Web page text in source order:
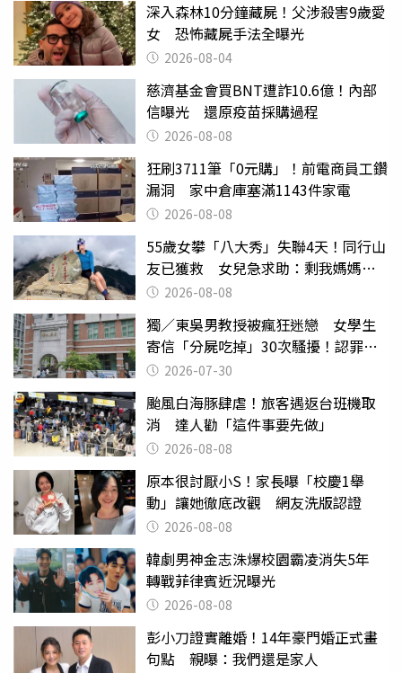
深入森林10分鐘藏屍！父涉殺害9歲愛
女 恐怖藏屍手法全曝光
2026-08-04
慈濟基金會買BNT遭詐10.6億！內部
信曝光 還原疫苗採購過程
2026-08-08
狂刷3711筆「0元購」！前電商員工鑽
漏洞 家中倉庫塞滿1143件家電
2026-08-08
55歲女攀「八大秀」失聯4天！同行山
友已獲救 女兒急求助：剩我媽媽還
沒找到
2026-08-08
獨／東吳男教授被瘋狂迷戀 女學生
寄信「分屍吃掉」30次騷擾！認罪免
關 2026-07-30
颱風白海豚肆虐！旅客遇返台班機取
消 達人勸「這件事要先做」
2026-08-08
原本很討厭小S！家長曝「校慶1舉
動」讓她徹底改觀 網友洗版認證
2026-08-08
韓劇男神金志洙爆校園霸凌消失5年
轉戰菲律賓近況曝光
2026-08-08
彭小刀證實離婚！14年豪門婚正式畫
句點 親曝：我們還是家人